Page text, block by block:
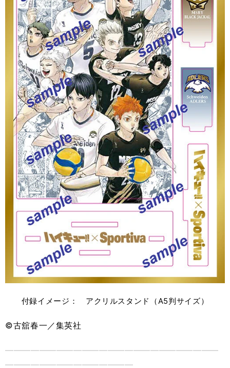
付録イメージ： アクリルスタンド（A5判サイズ）
©古舘春一／集英社
―――――――――――――――――――――――――
―――――――――――――――